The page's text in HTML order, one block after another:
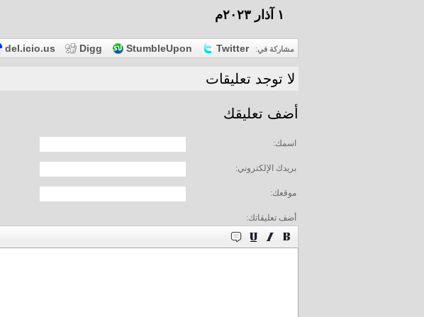
١ آذار ٢٠٢٣م
del.icio.us Digg StumbleUpon Twitter :مشاركة في
لا توجد تعليقات
أضف تعليقك
اسمك:
بريدك الإلكتروني:
موقعك:
أضف تعليقاتك: